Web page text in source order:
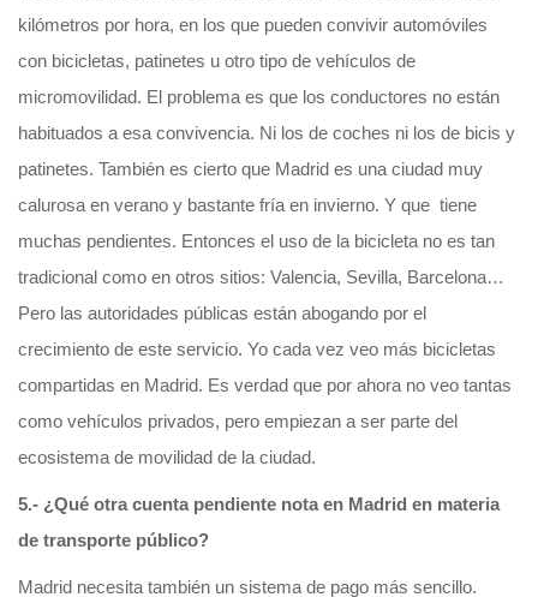
kilómetros por hora, en los que pueden convivir automóviles
con bicicletas, patinetes u otro tipo de vehículos de
micromovilidad. El problema es que los conductores no están
habituados a esa convivencia. Ni los de coches ni los de bicis y
patinetes. También es cierto que Madrid es una ciudad muy
calurosa en verano y bastante fría en invierno. Y que tiene
muchas pendientes. Entonces el uso de la bicicleta no es tan
tradicional como en otros sitios: Valencia, Sevilla, Barcelona…
Pero las autoridades públicas están abogando por el
crecimiento de este servicio. Yo cada vez veo más bicicletas
compartidas en Madrid. Es verdad que por ahora no veo tantas
como vehículos privados, pero empiezan a ser parte del
ecosistema de movilidad de la ciudad.
5.- ¿Qué otra cuenta pendiente nota en Madrid en materia
de transporte público?
Madrid necesita también un sistema de pago más sencillo.